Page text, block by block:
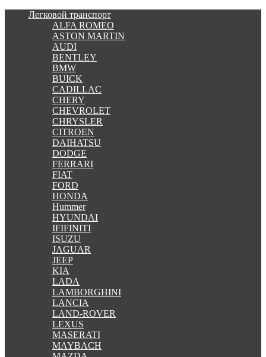
Легковой транспорт
ALFA ROMEO
ASTON MARTIN
AUDI
BENTLEY
BMW
BUICK
CADILLAC
CHERY
CHEVROLET
CHRYSLER
CITROEN
DAIHATSU
DODGE
FERRARI
FIAT
FORD
HONDA
Hummer
HYUNDAI
IFIFINITI
ISUZU
JAGUAR
JEEP
KIA
LADA
LAMBORGHINI
LANCIA
LAND-ROVER
LEXUS
MASERATI
MAYBACH